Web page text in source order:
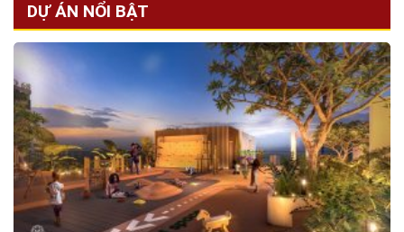
DỰ ÁN NỔI BẬT